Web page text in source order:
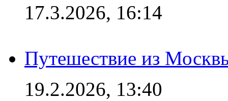
17.3.2026, 16:14
Путешествие из
19.2.2026, 13:40